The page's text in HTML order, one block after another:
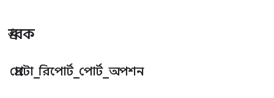
ধ্রুবক
প্রোটো_রিপোর্ট_ পোর্ট_অপশন